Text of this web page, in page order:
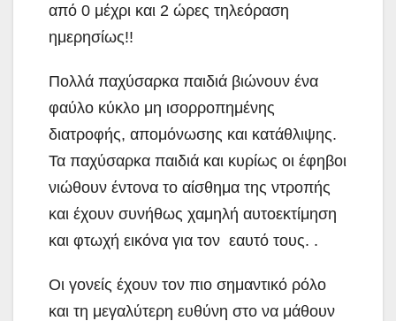
από 0 μέχρι και 2 ώρες τηλεόραση
ημερησίως!!
Πολλά παχύσαρκα παιδιά βιώνουν ένα
φαύλο κύκλο μη ισορροπημένης
διατροφής, απομόνωσης και κατάθλιψης.
Τα παχύσαρκα παιδιά και κυρίως οι έφηβοι
νιώθουν έντονα το αίσθημα της ντροπής
και έχουν συνήθως χαμηλή αυτοεκτίμηση
και φτωχή εικόνα για τον εαυτό τους. .
Οι γονείς έχουν τον πιο σημαντικό ρόλο
και τη μεγαλύτερη ευθύνη στο να μάθουν